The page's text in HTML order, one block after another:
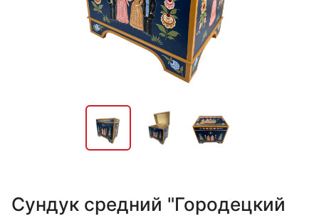
Сундук средний "Городецкий